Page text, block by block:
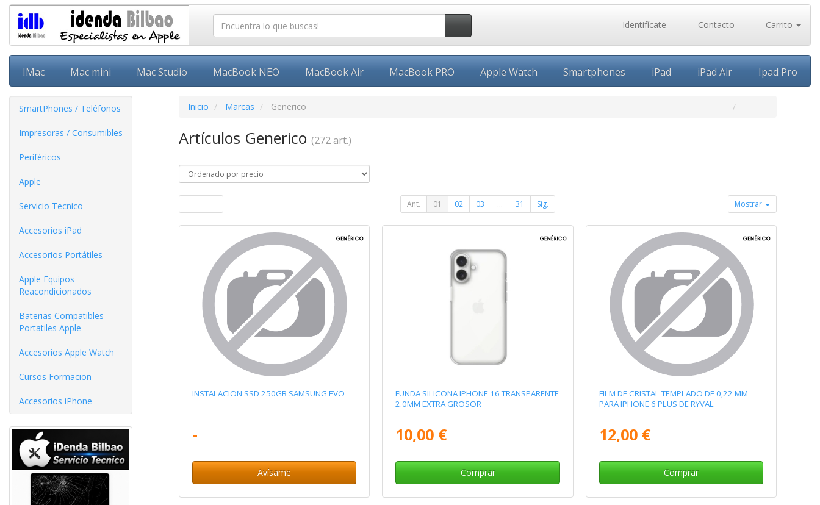
Identifícate Contacto Carrito
IMac Mac mini Mac Studio MacBook NEO MacBook Air MacBook PRO Apple Watch Smartphones iPad iPad Air Ipad Pro
SmartPhones / Teléfonos
Impresoras / Consumibles
Periféricos
Apple
Servicio Tecnico
Accesorios iPad
Accesorios Portátiles
Apple Equipos
Reacondicionados
Baterias Compatibles
Portatiles Apple
Accesorios Apple Watch
Cursos Formacion
Accesorios iPhone
Inicio Marcas Generico
Artículos Generico (272 art.)
Ant. 01 02 03 ... 31 Sig. Mostrar
INSTALACION SSD 250GB SAMSUNG EVO
-
Avísame
FUNDA SILICONA IPHONE 16 TRANSPARENTE
2.0MM EXTRA GROSOR
10,00 €
Comprar
FILM DE CRISTAL TEMPLADO DE 0,22 MM
PARA IPHONE 6 PLUS DE RYVAL
12,00 €
Comprar